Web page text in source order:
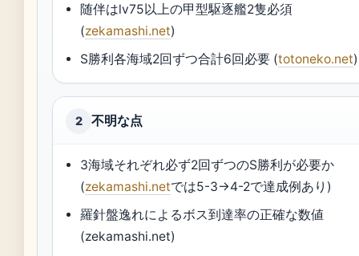
随伴はlv75以上の甲型駆逐艦2隻必須
(zekamashi.net)
S勝利各海域2回ずつ合計6回必要 (totoneko.net)
2 不明な点
3海域それぞれ必ず2回ずつのS勝利が必要か
(zekamashi.netでは5-3→4-2で達成例あり)
羅針盤逸れによるボス到達率の正確な数値
(zekamashi.net)